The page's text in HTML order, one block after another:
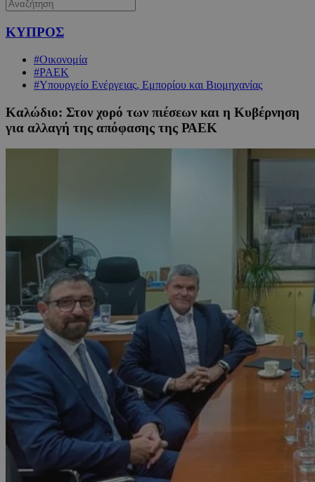
ΚΥΠΡΟΣ
#Οικονομία
#ΡΑΕΚ
#Υπουργείο Ενέργειας, Εμπορίου και Βιομηχανίας
Καλώδιο: Στον χορό των πιέσεων και η Κυβέρνηση
για αλλαγή της απόφασης της ΡΑΕΚ